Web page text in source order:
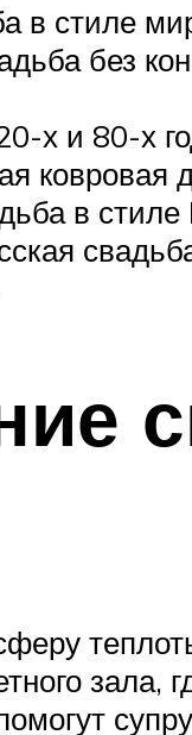
в стиле
без
х и 80-х
ковровая
в
зала,